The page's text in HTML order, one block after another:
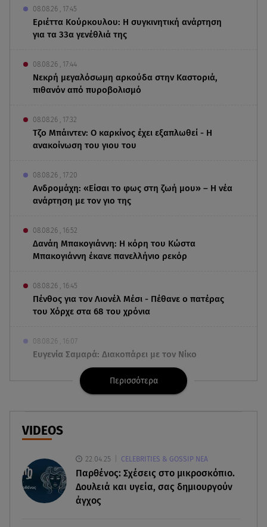
08.08.26 , 17:45
Εριέττα Κούρκουλου: Η συγκινητική ανάρτηση
για τα 33α γενέθλιά της
08.08.26 , 17:44
Νεκρή μεγαλόσωμη αρκούδα στην Καστοριά,
πιθανόν από πυροβολισμό
08.08.26 , 17:32
Τζο Μπάιντεν: Ο καρκίνος έχει εξαπλωθεί - Η
ανακοίνωση του γιου του
08.08.26 , 17:20
Ανδρομάχη: «Είσαι το φως στη ζωή μου» – Η νέα
ανάρτηση με τον γιο της
08.08.26 , 16:52
Δανάη Μπακογιάννη: Η κόρη του Κώστα
Μπακογιάννη έκανε πανελλήνιο ρεκόρ
08.08.26 , 16:45
Πένθος για τον Λιονέλ Μέσι - Πέθανε ο πατέρας
του Χόρχε στα 68 του χρόνια
08.08.26 , 16:07
Ευγενία Σαμαρά: Διακοπάρει με τον Νίκο
Μουτσινά - Πού βρίσκονται;
Back to black: η διαχρονική αξία του μαύρου
Δούκισσα Νομικού: Από τη Μύκονο «πετάχτηκε»
στη Γαλλική Πολυνησία!
Περισσότερα
VIDEOS
22.04.25 CELEBRITIES & GOSSIP ΝΕΑ
Παρθένος: Σχέσεις στο μικροσκόπιο.
Δουλειά και υγεία, σας δημιουργούν
άγχος